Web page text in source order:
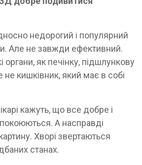
недорогий і популярний
Але не завжди ефективний.
органи, як печінку, підшлункову
не кишківник, який має в собі
кажуть, що все добре і
А насправді
Хворі звертаються
станах.